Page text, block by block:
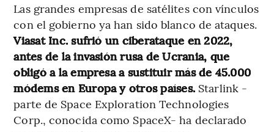
Las grandes empresas de satélites con vínculos
con el gobierno ya han sido blanco de ataques.
Viasat Inc. sufrió un ciberataque en 2022,
antes de la invasión rusa de Ucrania, que
obligó a la empresa a sustituir más de 45.000
módems en Europa y otros países. Starlink -
parte de Space Exploration Technologies
Corp., conocida como SpaceX- ha declarado